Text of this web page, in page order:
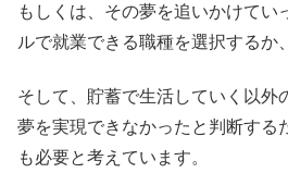
もしくは、その夢を追いかけてい
ルで就業できる職種を選択するか
そして、貯蓄で生活していく以外
夢を実現できなかったと判断する
も必要と考えています。